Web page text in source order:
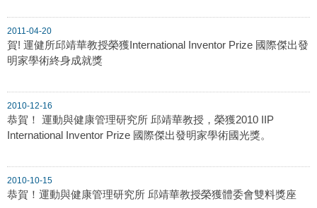
2011-04-20
賀! 運健所邱靖華教授榮獲International Inventor Prize 國際傑出發
明家學術終身成就獎
2010-12-16
恭賀！ 運動與健康管理研究所 邱靖華教授，榮獲2010 IIP
International Inventor Prize 國際傑出發明家學術國光獎。
2010-10-15
恭賀！運動與健康管理研究所 邱靖華教授榮獲體委會雙料獎座